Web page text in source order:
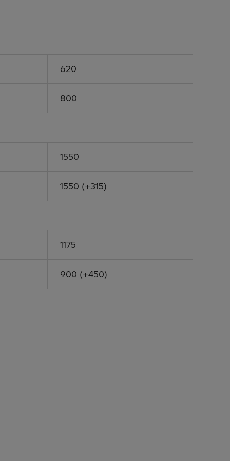
620
800
1550
1550 (+315)
1175
900 (+450)